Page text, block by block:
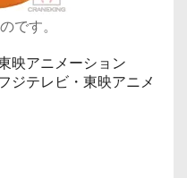
です。
映アニメーション
ジテレビ・東映アニメ